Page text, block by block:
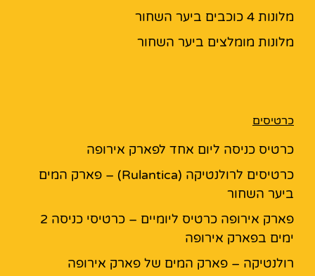
מלונות 4 כוכבים ביער השחור
מלונות מומלצים ביער השחור
כרטיסים
כרטיס כניסה ליום אחד לפארק אירופה
כרטיסים לרולנטיקה (Rulantica) – פארק המים
ביער השחור
פארק אירופה כרטיס ליומיים – כרטיסי כניסה 2
ימים בפארק אירופה
רולנטיקה – פארק המים של פארק אירופה